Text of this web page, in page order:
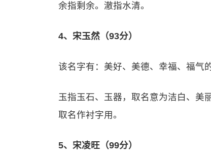
余指剩余。澈指水清。
4、宋玉然（93分）
该名字有：美好、美德、幸福、福气
玉指玉石、玉器，取名意为洁白、美
取名作衬字用。
5、宋凌旺（99分）